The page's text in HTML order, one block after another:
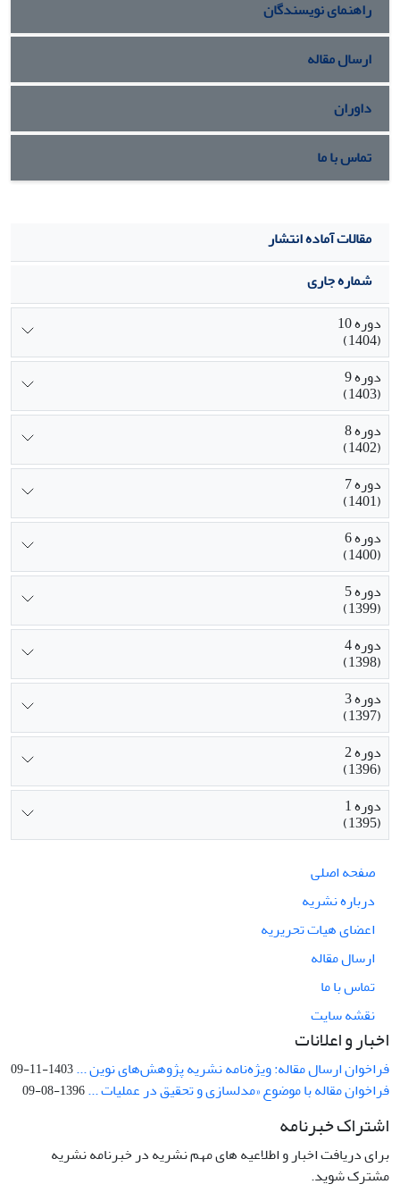
گردید و نتایج مدل سیستم خبره فازی در بعد زمان نیز مورد تأیید
قرار گرفت.
راهنمای نویسندگان
ارسال مقاله
داوران
تماس با ما
مقالات آماده انتشار
شماره جاری
دوره 10
(1404)
دوره 9
(1403)
دوره 8
(1402)
دوره 7
(1401)
دوره 6
(1400)
دوره 5
(1399)
دوره 4
(1398)
دوره 3
(1397)
دوره 2
(1396)
دوره 1
(1395)
صفحه اصلی
درباره نشریه
اعضای هیات تحریریه
ارسال مقاله
تماس با ما
نقشه سایت
اخبار و اعلانات
فراخوان ارسال مقاله: ویژه‌نامه نشریه پژوهش‌های نوین ...1403-11-09
فراخوان مقاله با موضوع «مدلسازی و تحقیق در عملیات ...1396-08-09
اشتراک خبرنامه
برای دریافت اخبار و اطلاعیه های مهم نشریه در خبرنامه نشریه
مشترک شوید.